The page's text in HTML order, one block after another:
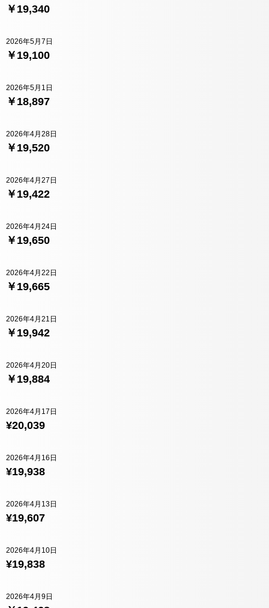
￥19,340
￥19,100
2026年5月7日
￥18,897
2026年5月1日
￥19,520
2026年4月28日
￥19,422
2026年4月27日
￥19,650
2026年4月24日
￥19,665
2026年4月22日
￥19,942
2026年4月21日
￥19,884
2026年4月20日
¥20,039
2026年4月17日
¥19,938
2026年4月16日
¥19,607
2026年4月13日
¥19,838
2026年4月10日
2026年4月9日